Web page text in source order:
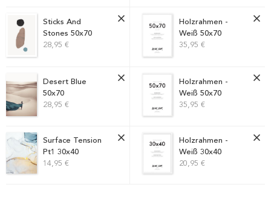
Holzrahmen -
Weiß 50x70
35,95 €
Sticks And
Stones 50x70
28,95 €
Holzrahmen -
Weiß 50x70
35,95 €
Desert Blue
50x70
28,95 €
Holzrahmen -
Weiß 30x40
20,95 €
Surface Tension
Pt1 30x40
14,95 €